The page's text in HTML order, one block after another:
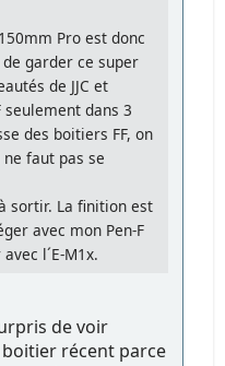
Pro est donc
garder ce super
de JJC et
seulement dans 3
des boitiers FF, on
faut pas se
sortir. La finition est
avec mon Pen-F
l´E-M1x.
de voir
récent parce